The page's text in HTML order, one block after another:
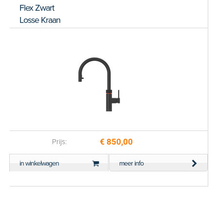
Flex Zwart
Losse Kraan
Prijs: € 850,00
in winkelwagen meer info